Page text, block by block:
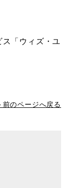
「ウィズ・ユ
前のページへ戻る